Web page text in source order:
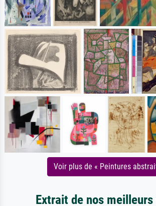
Voir plus de « Peintures
Extrait de nos